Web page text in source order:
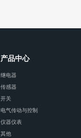
产品中心
继电器
传感器
开关
电气传动与控制
仪器仪表
其他